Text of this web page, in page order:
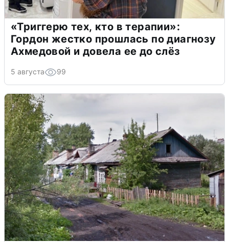
«Триггерю тех, кто в терапии»:
Гордон жестко прошлась по диагнозу
Ахмедовой и довела ее до слёз
5 августа 99